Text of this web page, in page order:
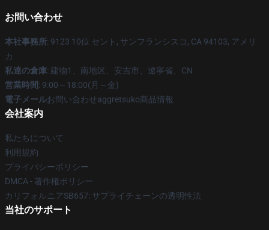
お問い合わせ
本社事務所: 9123 10位 セント, サンフランシスコ, CA 94103, アメリ
カ
私達の倉庫: 建物1、南地区、安吉市、遼寧省、CN
営業時間: 9:00～18:00(月～金)
電子メールお問い合わせaggretsuko商品情報
会社案内
私たちについて
利用規約
プライバシーポリシー
DMCA - 著作権ポリシー
カリフォルニアSB657: サプライチェーンの透明性法
当社のサポート